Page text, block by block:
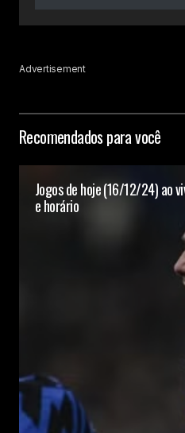
Advertisement
Recomendados para você
Jogos de hoje (16/12/24) ao
e horário